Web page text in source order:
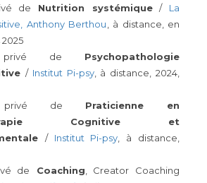
de Nutrition systémique/ La
Anthony Berthou , à distance, en
privé de Psychopathologie
/ Institut Pi-psy, à distance, 2024,
privé de Praticienne en
Cognitive et
/ Institut Pi-psy , à distance,
de Coaching , Creator Coaching